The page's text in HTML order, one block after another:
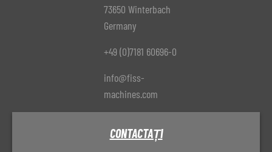
73650 Winterbach
Germany
+49 (0)7181 60696-0
info@fiss-
machines.com
CONTACTAȚI